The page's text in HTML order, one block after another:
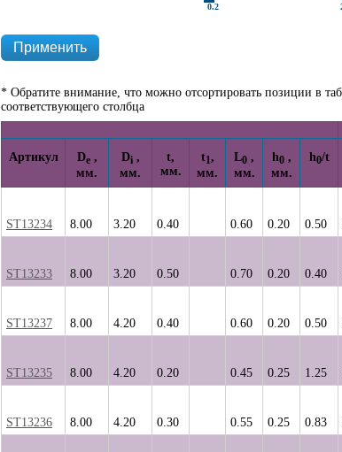
0.2
* Обратите внимание, что можно отсортировать позиции в
соответствующего столбца
Артикул De,
мм.
Di,
мм.
t,
мм.
t1,
мм.
L0 ,
мм.
h0,
мм.
h0/t
ST13234 8.00 3.20 0.40 0.60 0.20 0.50
ST13233 8.00 3.20 0.50 0.70 0.20 0.40
ST13237 8.00 4.20 0.40 0.60 0.20 0.50
ST13235 8.00 4.20 0.20 0.45 0.25 1.25
ST13236 8.00 4.20 0.30 0.55 0.25 0.83